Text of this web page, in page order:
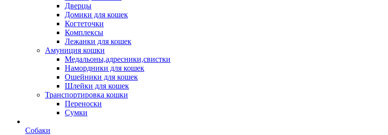
Дверцы
Домики для кошек
Когтеточки
Комплексы
Лежанки для кошек
Амуниция кошки
Медальоны,адресники,свистки
Намордники для кошек
Ошейники для кошек
Шлейки для кошек
Транспортировка кошки
Переноски
Сумки
Собаки